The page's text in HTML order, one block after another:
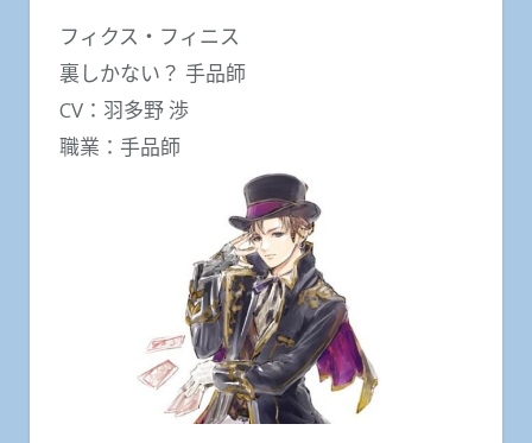
フィクス・フィニス
裏しかない？ 手品師
CV：羽多野 渉
職業：手品師